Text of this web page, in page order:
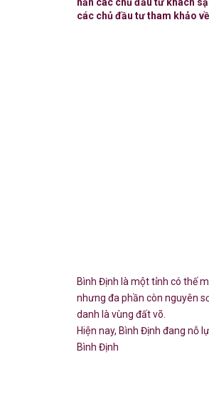
các chủ đầu tư tham khảo
Bình Định là một tỉnh có thế
nhưng đa phần còn nguyên
danh là vùng đất võ.
Hiện nay, Bình Định đang nỗ
Bình Định